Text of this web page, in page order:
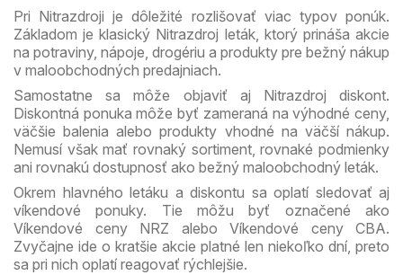
Pri Nitrazdroji je dôležité rozlišovať viac typov ponúk.
Základom je klasický Nitrazdroj leták, ktorý prináša akcie
na potraviny, nápoje, drogériu a produkty pre bežný nákup
v maloobchodných predajniach.
Samostatne sa môže objaviť aj Nitrazdroj diskont.
Diskontná ponuka môže byť zameraná na výhodné ceny,
väčšie balenia alebo produkty vhodné na väčší nákup.
Nemusí však mať rovnaký sortiment, rovnaké podmienky
ani rovnakú dostupnosť ako bežný maloobchodný leták.
Okrem hlavného letáku a diskontu sa oplatí sledovať aj
víkendové ponuky. Tie môžu byť označené ako
Víkendové ceny NRZ alebo Víkendové ceny CBA.
Zvyčajne ide o kratšie akcie platné len niekoľko dní, preto
sa pri nich oplatí reagovať rýchlejšie.